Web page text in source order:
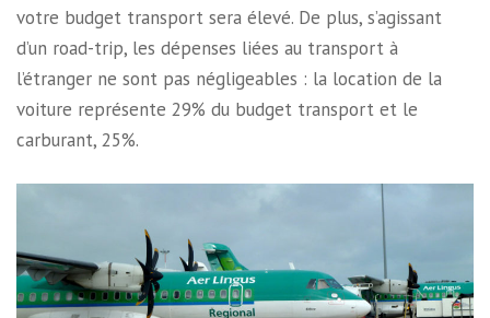
votre budget transport sera élevé. De plus, s’agissant
d’un road-trip, les dépenses liées au transport à
l’étranger ne sont pas négligeables : la location de la
voiture représente 29% du budget transport et le
carburant, 25%.